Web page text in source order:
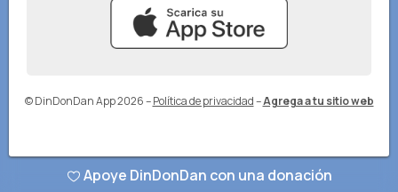
© DinDonDan App 2026– Política de privacidad–Agrega a tu sitio web
Apoye DinDonDan con una donación